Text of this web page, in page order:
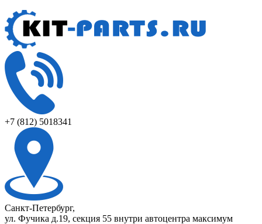
+7 (812) 5018341
Санкт-Петербург,
ул. Фучика д.19, секция 55 внутри автоцентра максимум